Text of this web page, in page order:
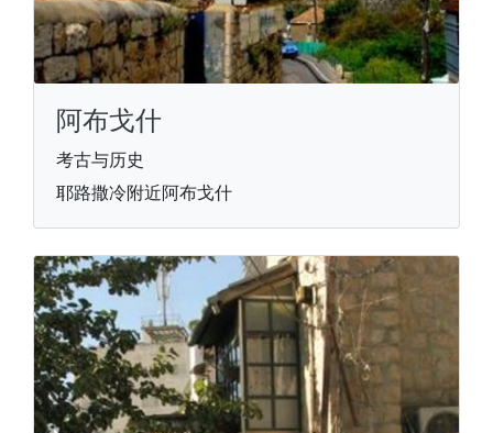
阿布戈什
考古与历史
耶路撒冷附近阿布戈什